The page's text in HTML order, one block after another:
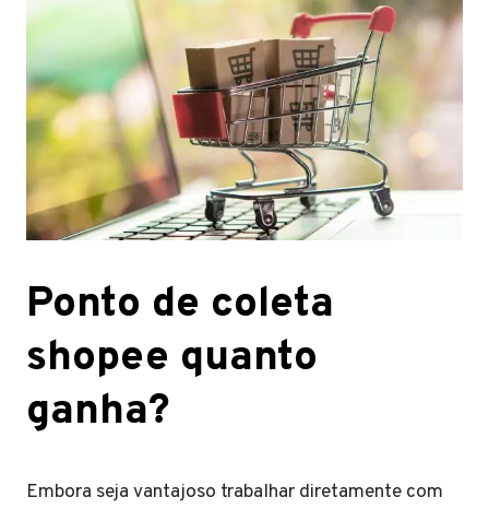
Ponto de coleta
shopee quanto
ganha?
Embora seja vantajoso trabalhar diretamente com